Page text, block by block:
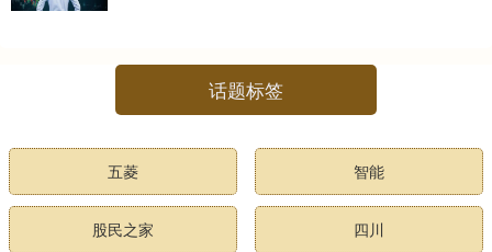
话题标签
五菱 智能
股民之家 四川